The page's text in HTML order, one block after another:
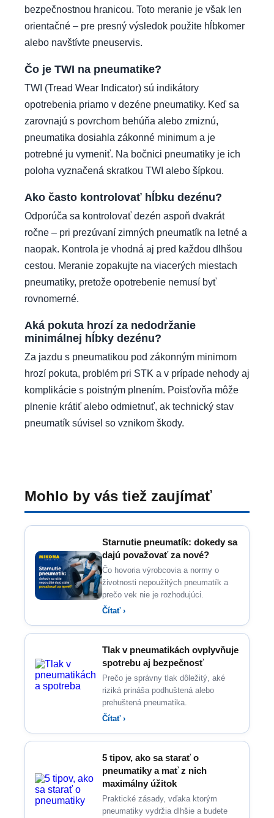
bezpečnostnou hranicou. Toto meranie je však len
orientačné – pre presný výsledok použite hĺbkomer
alebo navštívte pneuservis.
Čo je TWI na pneumatike?
TWI (Tread Wear Indicator) sú indikátory
opotrebenia priamo v dezéne pneumatiky. Keď sa
zarovnajú s povrchom behúňa alebo zmiznú,
pneumatika dosiahla zákonné minimum a je
potrebné ju vymeniť. Na bočnici pneumatiky je ich
poloha vyznačená skratkou TWI alebo šípkou.
Ako často kontrolovať hĺbku dezénu?
Odporúča sa kontrolovať dezén aspoň dvakrát
ročne – pri prezúvaní zimných pneumatík na letné a
naopak. Kontrola je vhodná aj pred každou dlhšou
cestou. Meranie zopakujte na viacerých miestach
pneumatiky, pretože opotrebenie nemusí byť
rovnomerné.
Aká pokuta hrozí za nedodržanie
minimálnej hĺbky dezénu?
Za jazdu s pneumatikou pod zákonným minimom
hrozí pokuta, problém pri STK a v prípade nehody aj
komplikácie s poistným plnením. Poisťovňa môže
plnenie krátiť alebo odmietnuť, ak technický stav
pneumatík súvisel so vznikom škody.
Mohlo by vás tiež zaujímať
Starnutie pneumatík: dokedy sa
dajú považovať za nové?
Čo hovoria výrobcovia a normy o
životnosti nepoužitých pneumatík a
prečo vek nie je rozhodujúci.
Čítať ›
Tlak v pneumatikách ovplyvňuje
spotrebu aj bezpečnosť
Prečo je správny tlak dôležitý, aké
riziká prináša podhuštená alebo
prehuštená pneumatika.
Čítať ›
5 tipov, ako sa starať o
pneumatiky a mať z nich
maximálny úžitok
Praktické zásady, vďaka ktorým
pneumatiky vydržia dlhšie a budete